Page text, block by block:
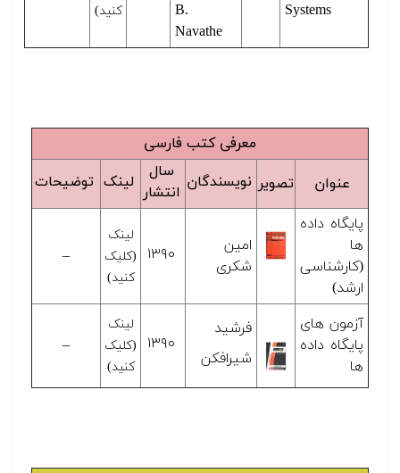
Systems
B.
Navathe
کنید)
معرفی کتب فارسی
عنوان تصویر نویسندگان
سال
انتشار
لینک توضیحات
پایگاه داده
ها
(کارشناسی
ارشد)
امین
شکری
۱۳۹۰
لینک
(کلیک
کنید)
–
آزمون های
پایگاه داده
ها
فرشید
شیرافکن
۱۳۹۰
لینک
(کلیک
کنید)
–